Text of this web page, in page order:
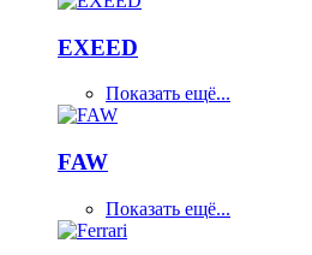
EXEED
Показать ещё...
FAW
Показать ещё...